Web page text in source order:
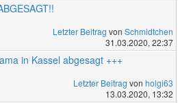
Letzter Beitrag von Schmidtchen
31.03.2020, 22:37
in Kassel abgesagt +++
Letzter Beitrag von holgi63
13.03.2020, 13:32